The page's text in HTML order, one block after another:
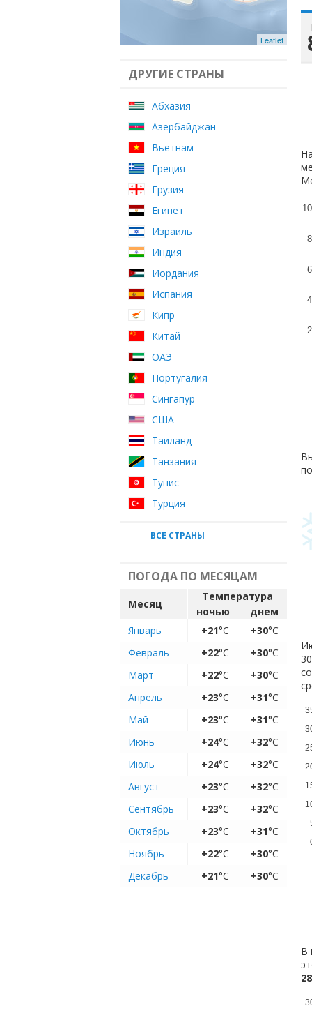
Leaflet
ДРУГИЕ СТРАНЫ
Абхазия
Азербайджан
Вьетнам
Греция
Грузия
Египет
Израиль
Индия
Иордания
Испания
Кипр
Китай
ОАЭ
Португалия
Сингапур
США
Таиланд
Танзания
Тунис
Турция
ВСЕ СТРАНЫ
ПОГОДА ПО МЕСЯЦАМ
Месяц
Температура
ночью
днем
Январь
+21°C +30°C
Февраль
+22°C +30°C
Март
+22°C +30°C
Апрель
+23°C +31°C
Май
+23°C +31°C
Июнь
+24°C +32°C
Июль
+24°C +32°C
Август
+23°C +32°C
Сентябрь
+23°C +32°C
Октябрь
+23°C +31°C
Ноябрь
+22°C +30°C
Декабрь
+21°C +30°C
В